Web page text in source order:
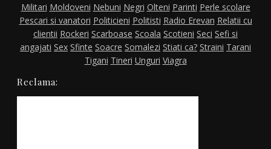
Militari Moldoveni Nebuni Negri Olteni Parinti Perle scolare
Pescari si vanatori Politicieni Politisti Radio Erevan Relatii cu
clientii Rockeri Scarboase Scoala Scotieni Seci Sefi si
angajati Sex Sfinte Soacre Somalezi Stiati ca? Straini Tarani
Tigani Tineri Unguri Viagra
Reclama: